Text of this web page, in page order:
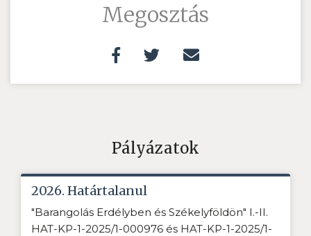
Megosztás
Pályázatok
2026. Határtalanul
"Barangolás Erdélyben és Székelyföldön" I.-II.
HAT-KP-1-2025/1-000976 és HAT-KP-1-2025/1-